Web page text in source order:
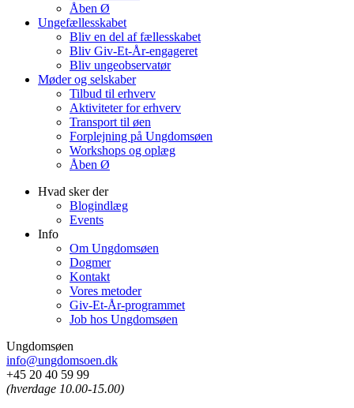
Åben Ø
Ungefællesskabet
Bliv en del af fællesskabet
Bliv Giv-Et-År-engageret
Bliv ungeobservatør
Møder og selskaber
Tilbud til erhverv
Aktiviteter for erhverv
Transport til øen
Forplejning på Ungdomsøen
Workshops og oplæg
Åben Ø
Hvad sker der
Blogindlæg
Events
Info
Om Ungdomsøen
Dogmer
Kontakt
Vores metoder
Giv-Et-År-programmet
Job hos Ungdomsøen
Ungdomsøen
info@ungdomsoen.dk
+45 20 40 59 99
(hverdage 10.00-15.00)